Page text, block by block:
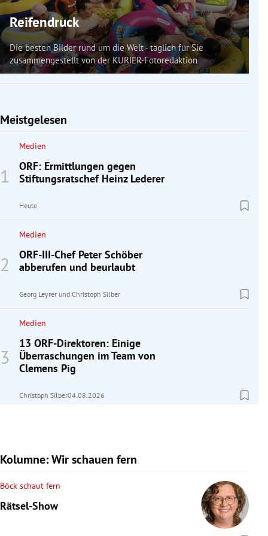
Reifendruck
Die besten Bilder rund um die Welt - täglich für Sie
zusammengestellt von der KURIER-Fotoredaktion
Meistgelesen
Medien
ORF: Ermittlungen gegen
Stiftungsratschef Heinz Lederer
Heute
Medien
ORF-III-Chef Peter Schöber
abberufen und beurlaubt
Georg Leyrer und Christoph Silber
Medien
13 ORF-Direktoren: Einige
Überraschungen im Team von
Clemens Pig
Christoph Silber04.08.2026
Kolumne: Wir schauen fern
Böck schaut fern
Rätsel-Show